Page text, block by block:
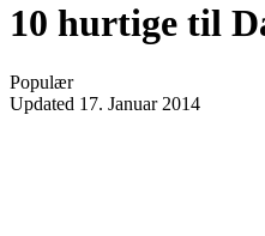
10 hurtige til
Populær
Updated 17. Januar 2014